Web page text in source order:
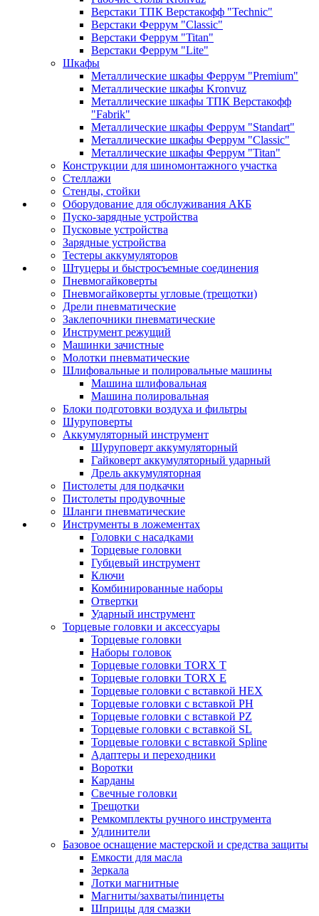
Верстаки ТПК Верстакофф "Technic"
Верстаки Феррум "Classic"
Верстаки Феррум "Titan"
Верстаки Феррум "Lite"
Шкафы
Металлические шкафы Феррум "Premium"
Металлические шкафы Kronvuz
Металлические шкафы ТПК Верстакофф
"Fabrik"
Металлические шкафы Феррум "Standart"
Металлические шкафы Феррум "Classic"
Металлические шкафы Феррум "Titan"
Конструкции для шиномонтажного участка
Стеллажи
Стенды, стойки
Оборудование для обслуживания АКБ
Пуско-зарядные устройства
Пусковые устройства
Зарядные устройства
Тестеры аккумуляторов
Штуцеры и быстросъемные соединения
Пневмогайковерты
Пневмогайковерты угловые (трещотки)
Дрели пневматические
Заклепочники пневматические
Инструмент режущий
Машинки зачистные
Молотки пневматические
Шлифовальные и полировальные машины
Машина шлифовальная
Машина полировальная
Блоки подготовки воздуха и фильтры
Шуруповерты
Аккумуляторный инструмент
Шуруповерт аккумуляторный
Гайковерт аккумуляторный ударный
Дрель аккумуляторная
Пистолеты для подкачки
Пистолеты продувочные
Шланги пневматические
Инструменты в ложементах
Головки с насадками
Торцевые головки
Губцевый инструмент
Ключи
Комбинированные наборы
Отвертки
Ударный инструмент
Торцевые головки и аксессуары
Торцевые головки
Наборы головок
Торцевые головки TORX T
Торцевые головки TORX Е
Торцевые головки с вставкой HEX
Торцевые головки с вставкой PH
Торцевые головки с вставкой PZ
Торцевые головки с вставкой SL
Торцевые головки с вставкой Spline
Адаптеры и переходники
Воротки
Карданы
Свечные головки
Трещотки
Ремкомплекты ручного инструмента
Удлинители
Базовое оснащение мастерской и средства защиты
Емкости для масла
Зеркала
Лотки магнитные
Магниты/захваты/пинцеты
Шприцы для смазки